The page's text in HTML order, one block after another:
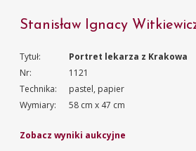
Stanisław Ignacy
Tytuł:
Portret lekarza z Krakowa
Nr:
1121
Technika:
pastel, papier
Wymiary:
58 cm x 47 cm
Zobacz wyniki aukcyjne